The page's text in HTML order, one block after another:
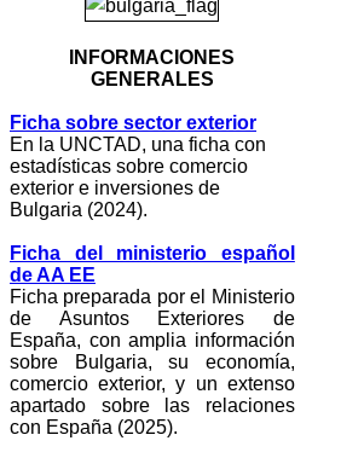
INFORMACIONES
GENERALES
Ficha sobre sector exterior
En la UNCTAD, una ficha con
estadísticas sobre comercio
exterior e inversiones de
Bulgaria (2024).
Ficha del ministerio español
de AA EE
Ficha preparada por el Ministerio
de Asuntos Exteriores de
España, con amplia información
sobre Bulgaria, su economía,
comercio exterior, y un extenso
apartado sobre las relaciones
con España (2025).